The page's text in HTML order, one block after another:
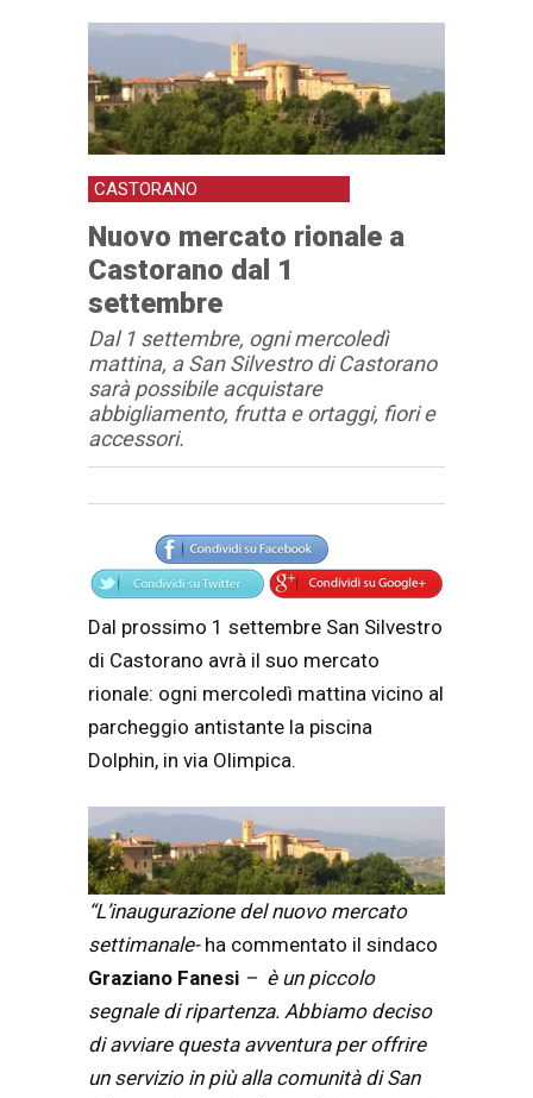
CASTORANO
Nuovo mercato rionale a
Castorano dal 1
settembre
Dal 1 settembre, ogni mercoledì
mattina, a San Silvestro di Castorano
sarà possibile acquistare
abbigliamento, frutta e ortaggi, fiori e
accessori.
Articolo
Testo articolo principale
Dal prossimo 1 settembre San Silvestro
di Castorano avrà il suo mercato
rionale: ogni mercoledì mattina vicino al
parcheggio antistante la piscina
Dolphin, in via Olimpica.
“L’inaugurazione del nuovo mercato
settimanale- ha commentato il sindaco
Graziano Fanesi – è un piccolo
segnale di ripartenza. Abbiamo deciso
di avviare questa avventura per offrire
un servizio in più alla comunità di San